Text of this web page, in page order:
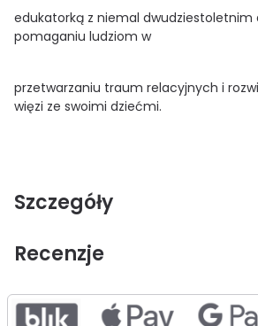
edukatorką z niemal dwudziestoletnim
pomaganiu ludziom w
przetwarzaniu traum relacyjnych i
więzi ze swoimi dziećmi.
Szczegóły
Recenzje